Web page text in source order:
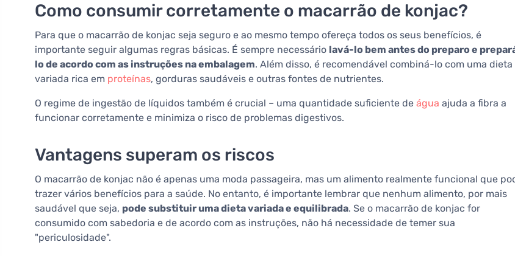
Como consumir corretamente o macarrão de konjac?
Para que o macarrão de konjac seja seguro e ao mesmo tempo ofereça todos os seus benefícios, é
importante seguir algumas regras básicas. É sempre necessário lavá-lo bem antes do preparo e
lo de acordo com as instruções na embalagem. Além disso, é recomendável combiná-lo com uma dieta
variada rica em proteínas, gorduras saudáveis e outras fontes de nutrientes.
O regime de ingestão de líquidos também é crucial – uma quantidade suficiente de água ajuda a fibra a
funcionar corretamente e minimiza o risco de problemas digestivos.
Vantagens superam os riscos
O macarrão de konjac não é apenas uma moda passageira, mas um alimento realmente funcional que
trazer vários benefícios para a saúde. No entanto, é importante lembrar que nenhum alimento, por mais
saudável que seja, pode substituir uma dieta variada e equilibrada. Se o macarrão de konjac for
consumido com sabedoria e de acordo com as instruções, não há necessidade de temer sua
"periculosidade".